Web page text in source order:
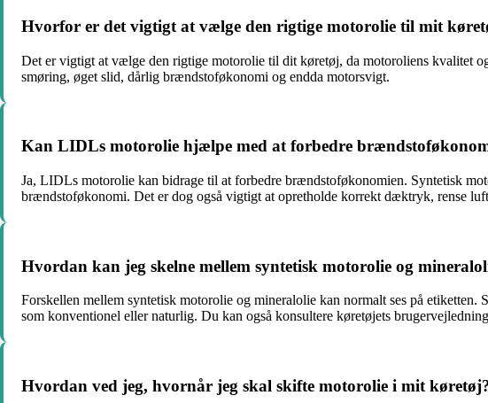
Hvorfor er det vigtigt at vælge den rigtige motorolie til mit
Det er vigtigt at vælge den rigtige motorolie til dit køretøj, da motoroliens kvalitet
smøring, øget slid, dårlig brændstoføkonomi og endda motorsvigt.
Kan LIDLs motorolie hjælpe med at forbedre
Ja, LIDLs motorolie kan bidrage til at forbedre brændstoføkonomien. Syntetisk
brændstoføkonomi. Det er dog også vigtigt at opretholde korrekt dæktryk, rense
Hvordan kan jeg skelne mellem syntetisk motorolie og
Forskellen mellem syntetisk motorolie og mineralolie kan normalt ses på
som konventionel eller naturlig. Du kan også konsultere køretøjets
Hvordan ved jeg, hvornår jeg skal skifte motorolie i mit